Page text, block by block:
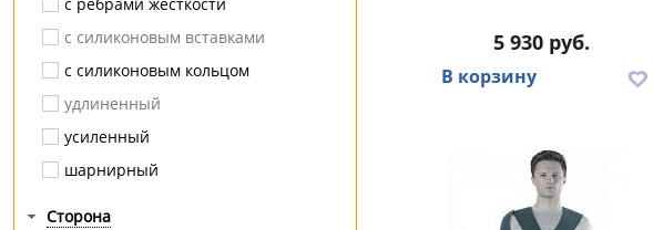
паховая грыжа
перелом
плоскостопие
плоскостопие поперечное
плоскостопие продольное
полая стопа
протрузия
с силиконовым вставками
с силиконовым кольцом
удлиненный
усиленный
шарнирный
Сторона
5 930 руб.
В корзину